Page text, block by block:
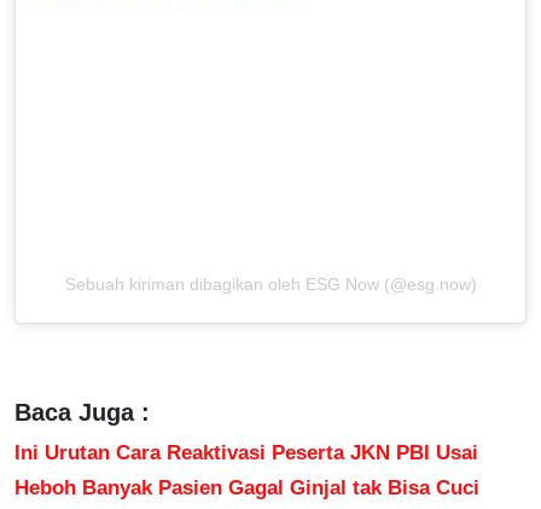
Sebuah kiriman dibagikan oleh ESG Now (@esg.now)
Baca Juga :
Ini Urutan Cara Reaktivasi Peserta JKN PBI Usai
Heboh Banyak Pasien Gagal Ginjal tak Bisa Cuci